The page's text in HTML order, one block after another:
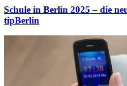
Schule in Berlin 2025 – die
tipBerlin